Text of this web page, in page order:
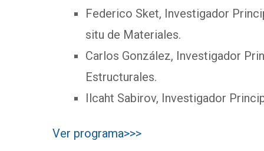
Federico Sket, Investigador
situ de Materiales.
Carlos González, Investigador
Estructurales.
Ilcaht Sabirov, Investigador
Ver programa>>>